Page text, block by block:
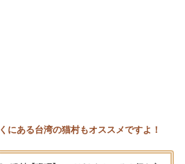
にある台湾の猫村もオススメですよ！